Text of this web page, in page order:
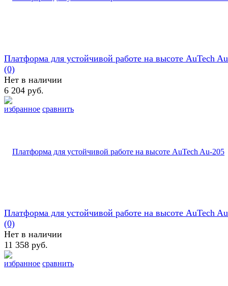
избранное сравнить
Платформа для устойчивой работе на высоте AuTech
(0)
Нет в наличии
6 204 руб.
избранное сравнить
Платформа для устойчивой работе на высоте AuTech
(0)
Нет в наличии
11 358 руб.